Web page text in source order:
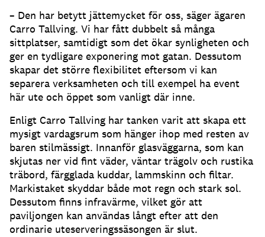
– Den har betytt jättemycket för oss, säger ägaren
Carro Tallving. Vi har fått dubbelt så många
sittplatser, samtidigt som det ökar synligheten och
ger en tydligare exponering mot gatan. Dessutom
skapar det större flexibilitet eftersom vi kan
separera verksamheten och till exempel ha event
här ute och öppet som vanligt där inne.
Enligt Carro Tallving har tanken varit att skapa ett
mysigt vardagsrum som hänger ihop med resten av
baren stilmässigt. Innanför glasväggarna, som kan
skjutas ner vid fint väder, väntar trägolv och rustika
träbord, färgglada kuddar, lammskinn och filtar.
Markistaket skyddar både mot regn och stark sol.
Dessutom finns infravärme, vilket gör att
paviljongen kan användas långt efter att den
ordinarie uteserveringssäsongen är slut.